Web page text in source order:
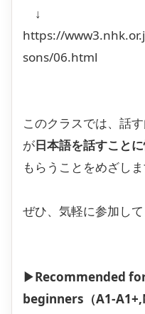
↓
https://
sons/06.html
このクラスでは、話
が日本語を話すこと
もらうことをめざしま
ぜひ、気軽に参加して
▶Recommended
beginners（A1-